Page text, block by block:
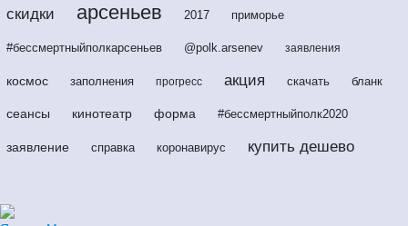
скидки арсеньев 2017 приморье
#бессмертныйполкарсеньев @polk.arsenev заявления
космос заполнения прогресс акция скачать бланк
сеансы кинотеатр форма #бессмертныйполк2020
заявление справка коронавирус купить дешево